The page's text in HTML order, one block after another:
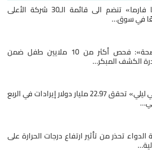
«زيتا فارما» تنضم الى قائمة الـ30 شركة الأعلى
في سوق…
«الصحة»: فحص أكثر من 10 ملايين طفل ضمن
الكشف المبكر…
«إيلي ليلي» تحقق 22.97 مليار دولار إيرادات في الربع
الدواء تحذر من تأثير ارتفاع درجات الحرارة على